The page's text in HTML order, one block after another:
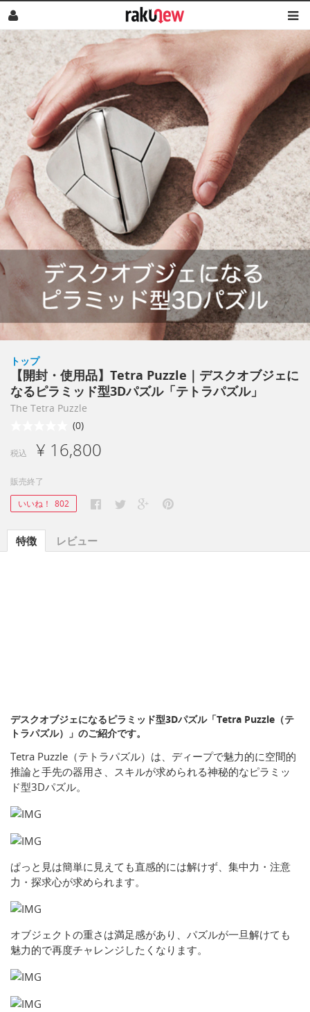
トップ
【開封・使用品】Tetra Puzzle｜デスクオブジェに
なるピラミッド型3Dパズル「テトラパズル」
The Tetra Puzzle
(0)
税込 ¥ 16,800
販売終了
いいね！ 802
特徴 レビュー
デスクオブジェになるピラミッド型3Dパズル「Tetra Puzzle（テ
トラパズル）」のご紹介です。
Tetra Puzzle（テトラパズル）は、ディープで魅力的に空間的
推論と手先の器用さ、スキルが求められる神秘的なピラミッ
ド型3Dパズル。
ぱっと見は簡単に見えても直感的には解けず、集中力・注意
力・探求心が求められます。
オブジェクトの重さは満足感があり、パズルが一旦解けても
魅力的で再度チャレンジしたくなります。